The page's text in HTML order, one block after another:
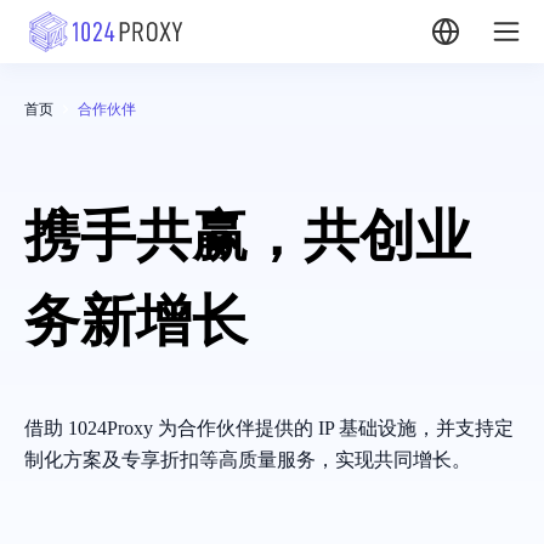
首页 合作伙伴
携手共赢，共创业
务新增长
借助 1024Proxy 为合作伙伴提供的 IP 基础设施，并支持定
制化方案及专享折扣等高质量服务，实现共同增长。